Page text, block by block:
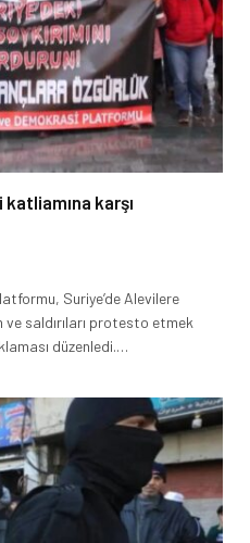
karşı
Suriye’de Alevilere
saldırıları protesto etmek
düzenledi.…